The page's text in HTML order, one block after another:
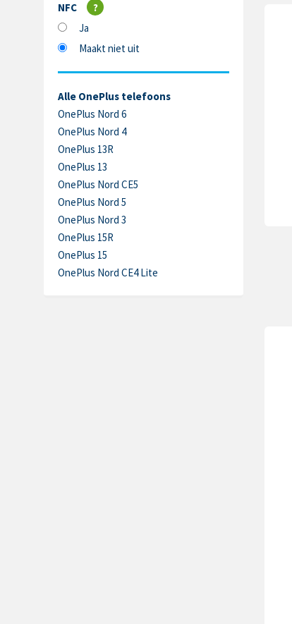
NFC
?
Ja
Maakt niet uit
Alle OnePlus telefoons
OnePlus Nord 6
OnePlus Nord 4
OnePlus 13R
OnePlus 13
OnePlus Nord CE5
OnePlus Nord 5
OnePlus Nord 3
OnePlus 15R
OnePlus 15
OnePlus Nord CE4 Lite